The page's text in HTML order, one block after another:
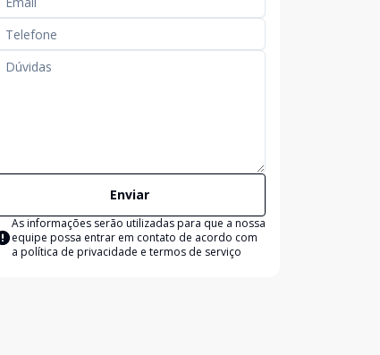
Enviar
As informações serão utilizadas para que a nossa
equipe possa entrar em contato de acordo com
a política de privacidade e termos de serviço